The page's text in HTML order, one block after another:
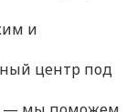
и
центр под